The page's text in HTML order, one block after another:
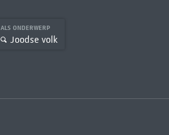
ALS ONDERWERP
Joodse volk